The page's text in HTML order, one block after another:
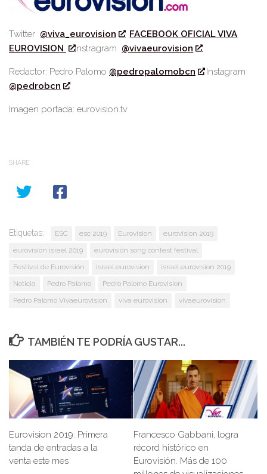
Twitter @viva_eurovision
FACEBOOK OFICIAL VIVA
EUROVISION
Instragram @vivaeurovision
Redactor: Pedro Palomo @pedropalomobcn
Instagram
@pedrobcn
Imagen portada: eurovision.tv
SHARE
Etiquetas: ESC esc 2019 Eurovision
eurovision 2019
eurovision israel 2019
eurovision song contest festival
Festival de Eurovisión
israel eurovision
israel eurovision 2019
Noticia
Pedro Palomo
Pedro Palomo Eurovision
Pedro Palomo Vivaeurovision
viva eurovision vivaeurovision
TAMBIÉN TE PODRÍA GUSTAR...
Eurovision 2019: Primera
tanda de entradas a la
venta este mes
Francesco Gabbani, logra
récord histórico en
Eurovisión. Más de 100